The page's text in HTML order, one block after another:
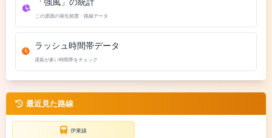
この原因の発生頻度・路線データ
ラッシュ時間帯データ
遅延が多い時間帯をチェック
最近見た路線
伊東線